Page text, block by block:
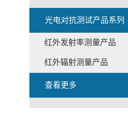
光电对抗测试产品系列
红外发射率测量产品
红外辐射测量产品
查看更多